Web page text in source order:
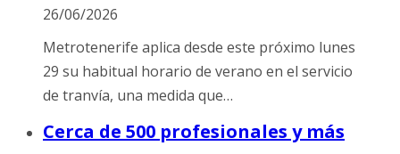
26/06/2026
Metrotenerife aplica desde este próximo lunes
29 su habitual horario de verano en el servicio
de tranvía, una medida que…
Cerca de 500 profesionales y más